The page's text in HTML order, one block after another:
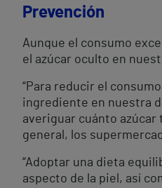
Prevención
Aunque el consumo
el azúcar oculto en
“Para reducir el
ingrediente en nuestra
averiguar cuánto azúcar
general, los
“Adoptar una dieta
aspecto de la piel, así